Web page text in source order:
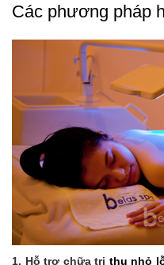
Các phương pháp
1. Hỗ trợ chữa trị thu nhỏ